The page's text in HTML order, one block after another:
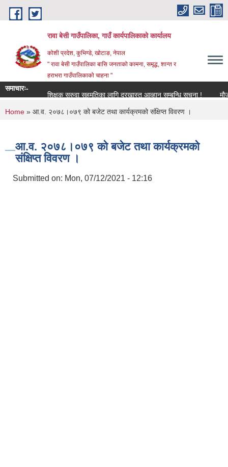
Skip to main content
रावा बेसी गाउँपालिका, गाउँ कार्यपालिकाको कार्यालय
कोशी प्रदेश, कुभिण्डे, खोटाङ, नेपाल
" रावा बेसी गाउँपालिका बासि जनताको कामना, समृद्ध, शान्त र
हराभरा गाउँपालिकाको चाहना "
समाचारः-
शिक्षक सरुवा सहमतिका लागि दरखास्त आव्हान सम्बन्धि सूचना !
मौजुदा
You are here
Home » आ.व. २०७८।०७९ को बजेट तथा कार्यक्रमको संक्षिप्त विवरण ।
आ.व. २०७८।०७९ को बजेट तथा कार्यक्रमको
संक्षिप्त विवरण ।
Submitted on: Mon, 07/12/2021 - 12:16